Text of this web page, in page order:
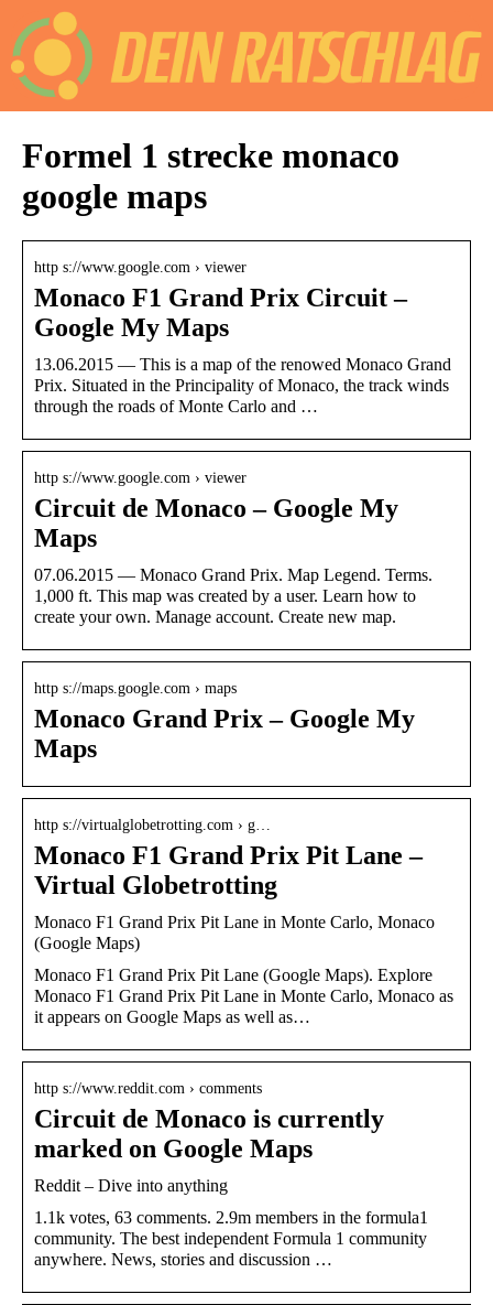
Formel 1 strecke monaco
google maps
http s://www.google.com › viewer
Monaco F1 Grand Prix Circuit –
Google My Maps
13.06.2015 — This is a map of the renowed Monaco Grand
Prix. Situated in the Principality of Monaco, the track winds
through the roads of Monte Carlo and …
http s://www.google.com › viewer
Circuit de Monaco – Google My
Maps
07.06.2015 — Monaco Grand Prix. Map Legend. Terms.
1,000 ft. This map was created by a user. Learn how to
create your own. Manage account. Create new map.
http s://maps.google.com › maps
Monaco Grand Prix – Google My
Maps
http s://virtualglobetrotting.com › g…
Monaco F1 Grand Prix Pit Lane –
Virtual Globetrotting
Monaco F1 Grand Prix Pit Lane in Monte Carlo, Monaco
(Google Maps)
Monaco F1 Grand Prix Pit Lane (Google Maps). Explore
Monaco F1 Grand Prix Pit Lane in Monte Carlo, Monaco as
it appears on Google Maps as well as…
http s://www.reddit.com › comments
Circuit de Monaco is currently
marked on Google Maps
Reddit – Dive into anything
1.1k votes, 63 comments. 2.9m members in the formula1
community. The best independent Formula 1 community
anywhere. News, stories and discussion …